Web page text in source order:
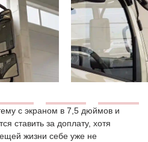
с экраном в 7,5 дюймов и
ставить за доплату, хотя
жизни себе уже не